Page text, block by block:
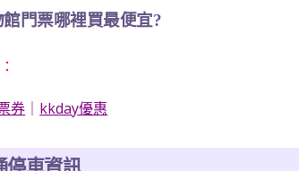
門票哪裡買最便宜?
券 kkday優惠